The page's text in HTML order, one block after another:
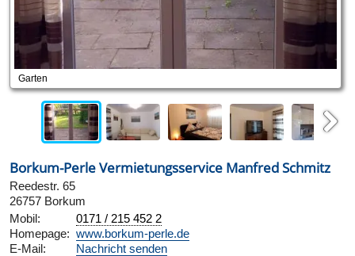
Garten
Borkum-Perle Vermietungsservice Manfred Schmitz
Reedestr. 65
26757 Borkum
Mobil:
0171 / 215 452 2
Homepage: www.borkum-perle.de
E-Mail:
Nachricht senden